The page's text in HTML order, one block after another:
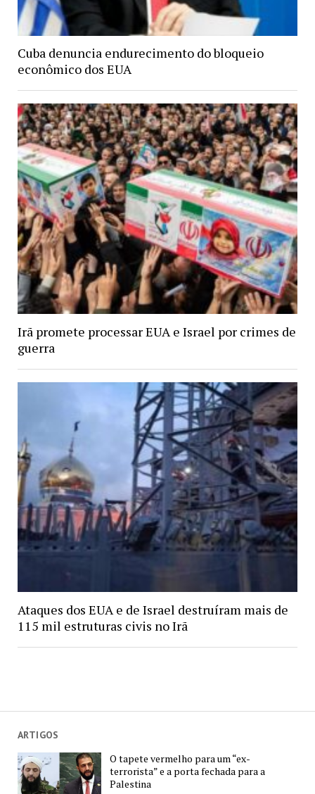
Cuba denuncia endurecimento do bloqueio
econômico dos EUA
Irã promete processar EUA e Israel por crimes de
guerra
Ataques dos EUA e de Israel destruíram mais de
115 mil estruturas civis no Irã
ARTIGOS
O tapete vermelho para um “ex-
terrorista” e a porta fechada para a
Palestina